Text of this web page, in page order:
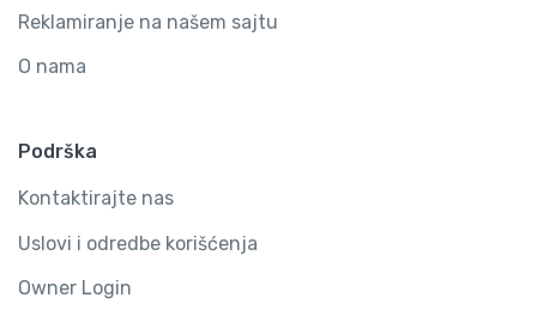
Reklamiranje na našem sajtu
O nama
Podrška
Kontaktirajte nas
Uslovi i odredbe korišćenja
Owner Login